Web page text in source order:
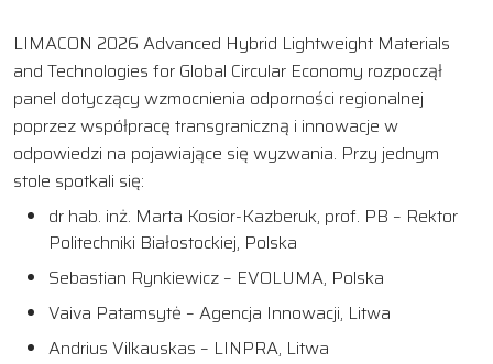
LIMACON 2026 Advanced Hybrid Lightweight Materials
and Technologies for Global Circular Economy rozpoczął
panel dotyczący wzmocnienia odporności regionalnej
poprzez współpracę transgraniczną i innowacje w
odpowiedzi na pojawiające się wyzwania. Przy jednym
stole spotkali się:
dr hab. inż. Marta Kosior-Kazberuk, prof. PB – Rektor
Politechniki Białostockiej, Polska
Sebastian Rynkiewicz – EVOLUMA, Polska
Vaiva Patamsytė – Agencja Innowacji, Litwa
Andrius Vilkauskas – LINPRA, Litwa